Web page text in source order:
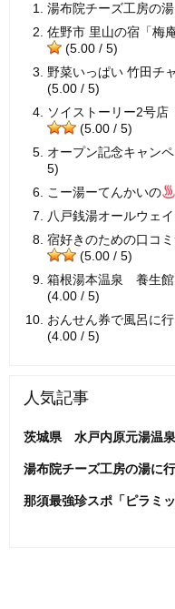
湯布院チーズ工房の
佐野市 里山の宿「梅
(5.00 / 5)
野菜いっぱい 竹田チ
(5.00 / 5)
ソイストーリー2号店
(5.00 / 5)
オープン記念キャン
5)
こー湯ーてんかいの
八戸銭湯オールウェ
宿好きのための口コ
(5.00 / 5)
箱根湯本温泉 養生館
(4.00 / 5)
おんせん券で風呂に
(4.00 / 5)
人気記事
茨城県 水戸内原元湯温泉
湯布院チーズ工房の湯に
那須最強珍スポ「ピラミ